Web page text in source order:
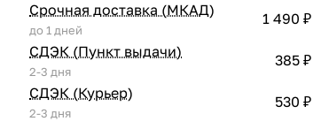
Срочная доставка (МКАД)
до 1 дней
1 490 ₽
СДЭК (Пункт выдачи)
2-3 дня
385 ₽
СДЭК (Курьер)
2-3 дня
530 ₽